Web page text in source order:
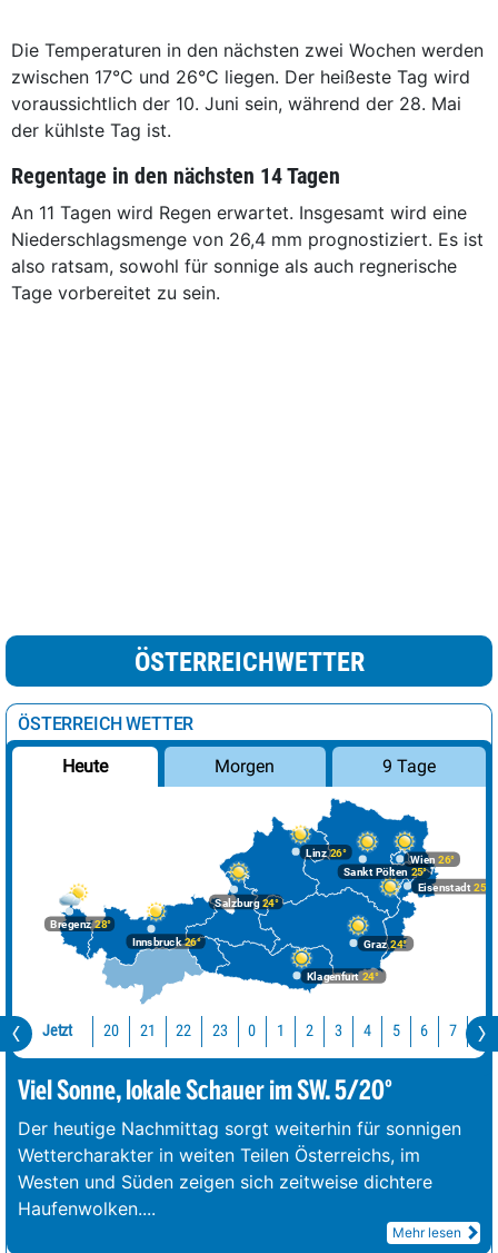
Die Temperaturen in den nächsten zwei Wochen werden
zwischen 17°C und 26°C liegen. Der heißeste Tag wird
voraussichtlich der 10. Juni sein, während der 28. Mai
der kühlste Tag ist.
Regentage in den nächsten 14 Tagen
An 11 Tagen wird Regen erwartet. Insgesamt wird eine
Niederschlagsmenge von 26,4 mm prognostiziert. Es ist
also ratsam, sowohl für sonnige als auch regnerische
Tage vorbereitet zu sein.
ÖSTERREICHWETTER
ÖSTERREICH WETTER
Heute Morgen 9 Tage
Bregenz28°
Graz24°
Innsbruck26°
Klagenfurt 24°
Linz26°
Salzburg24°
Wien 26°
Eisenstadt 25°
Sankt Pölten 25°
Jetzt 20 21 22 23 0 1 2 3 4 5 6 7 8
Viel Sonne, lokale Schauer im SW. 5/20°
Der heutige Nachmittag sorgt weiterhin für sonnigen
Wettercharakter in weiten Teilen Österreichs, im
Westen und Süden zeigen sich zeitweise dichtere
Haufenwolken....
Mehr lesen